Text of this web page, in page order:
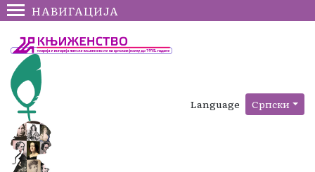
НАВИГАЦИЈА
Language Српски